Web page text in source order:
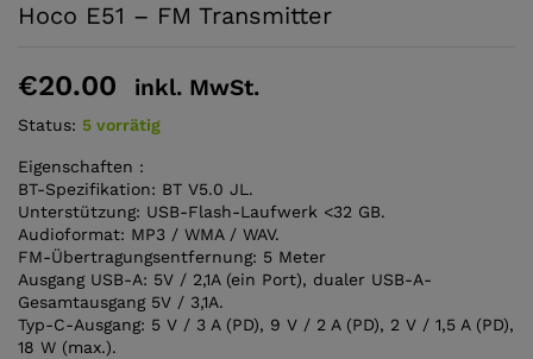
Hoco E51 – FM Transmitter
€20.00 inkl. MwSt.
Status: 5 vorrätig
Eigenschaften :
BT-Spezifikation: BT V5.0 JL.
Unterstützung: USB-Flash-Laufwerk <32 GB.
Audioformat: MP3 / WMA / WAV.
FM-Übertragungsentfernung: 5 Meter
Ausgang USB-A: 5V / 2,1A (ein Port), dualer USB-A-
Gesamtausgang 5V / 3,1A.
Typ-C-Ausgang: 5 V / 3 A (PD), 9 V / 2 A (PD), 2 V / 1,5 A (PD),
18 W (max.).